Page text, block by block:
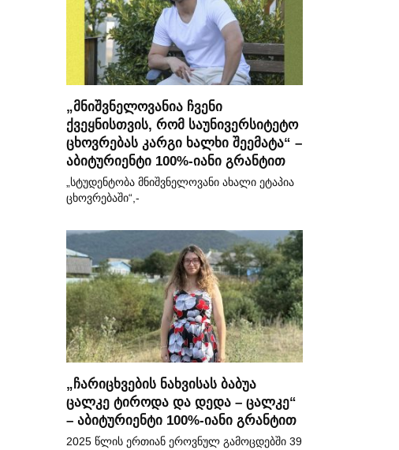
„მნიშვნელოვანია ჩვენი
ქვეყნისთვის, რომ საუნივერსიტეტო
ცხოვრებას კარგი ხალხი შეემატა“ –
აბიტურიენტი 100%-იანი გრანტით
„სტუდენტობა მნიშვნელოვანი ახალი ეტაპია
ცხოვრებაში“,-
„ჩარიცხვების ნახვისას ბაბუა
ცალკე ტიროდა და დედა – ცალკე“
– აბიტურიენტი 100%-იანი გრანტით
2025 წლის ერთიან ეროვნულ გამოცდებში 39